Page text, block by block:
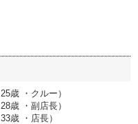
歳 ・クルー）
歳 ・副店長）
歳 ・店長）